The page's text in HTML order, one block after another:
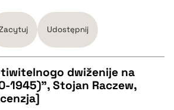
Udostępnij
dwiženije na
1945)", Stojan Raczew,